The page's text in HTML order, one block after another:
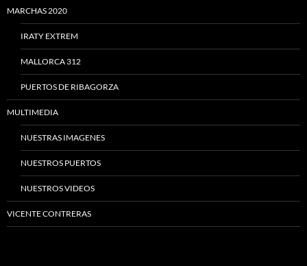
MARCHAS 2020
IRATY EXTREM
MALLORCA 312
PUERTOS DE RIBAGORZA
MULTIMEDIA
NUESTRAS IMAGENES
NUESTROS PUERTOS
NUESTROS VIDEOS
VICENTE CONTRERAS